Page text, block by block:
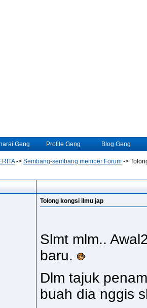
Geng Profile Geng Blog Geng
-> Sembang-sembang member Forum ->
Tolong kongsi ilmu jap
Slmt mlm..
baru.
Dlm tajuk
buah dia nggis